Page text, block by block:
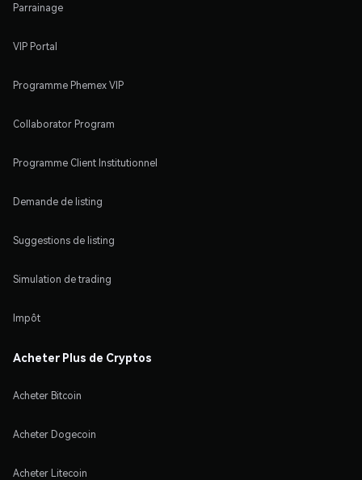
Parrainage
VIP Portal
Programme Phemex VIP
Collaborator Program
Programme Client Institutionnel
Demande de listing
Suggestions de listing
Simulation de trading
Impôt
Acheter Plus de Cryptos
Acheter Bitcoin
Acheter Dogecoin
Acheter Litecoin